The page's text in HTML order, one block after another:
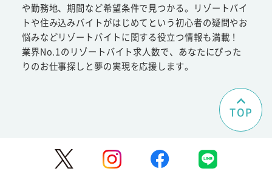
や勤務地、期間など希望条件で見つかる。リゾートバイ
トや住み込みバイトがはじめてという初心者の疑問やお
悩みなどリゾートバイトに関する役立つ情報も満載！
業界No.1のリゾートバイト求人数で、あなたにぴった
りのお仕事探しと夢の実現を応援します。
TOP